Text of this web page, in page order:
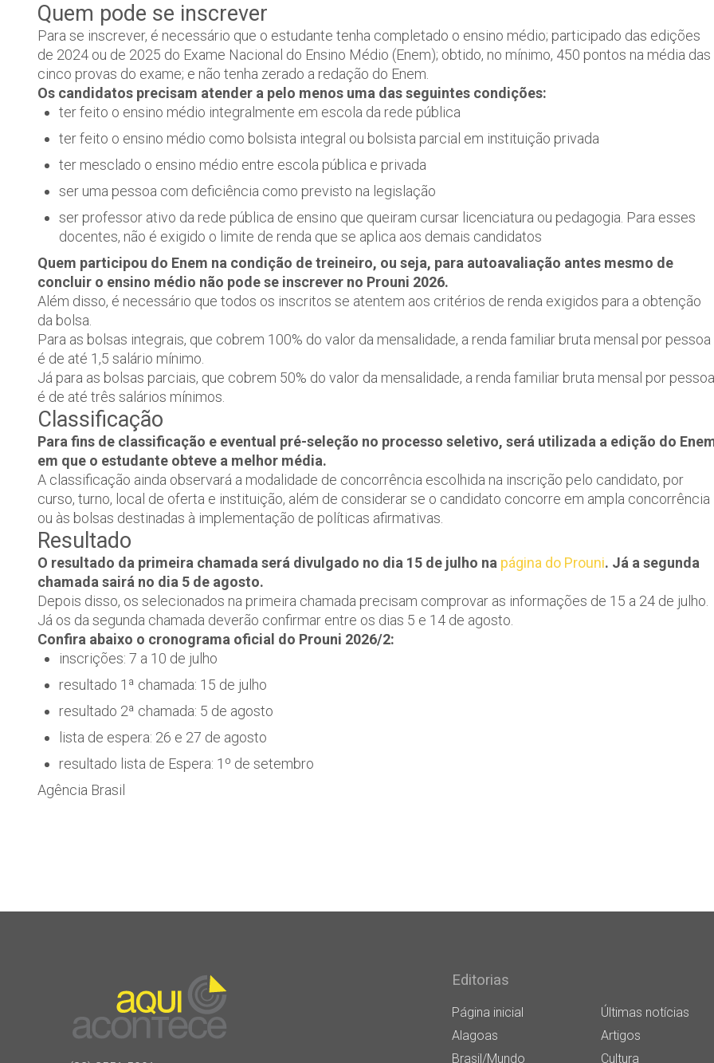
Quem pode se inscrever
Para se inscrever, é necessário que o estudante tenha completado o ensino médio; participado das edições
de 2024 ou de 2025 do Exame Nacional do Ensino Médio (Enem); obtido, no mínimo, 450 pontos na média das
cinco provas do exame; e não tenha zerado a redação do Enem.
Os candidatos precisam atender a pelo menos uma das seguintes condições:
ter feito o ensino médio integralmente em escola da rede pública
ter feito o ensino médio como bolsista integral ou bolsista parcial em instituição privada
ter mesclado o ensino médio entre escola pública e privada
ser uma pessoa com deficiência como previsto na legislação
ser professor ativo da rede pública de ensino que queiram cursar licenciatura ou pedagogia. Para esses
docentes, não é exigido o limite de renda que se aplica aos demais candidatos
Quem participou do Enem na condição de treineiro, ou seja, para autoavaliação antes mesmo de
concluir o ensino médio não pode se inscrever no Prouni 2026.
Além disso, é necessário que todos os inscritos se atentem aos critérios de renda exigidos para a obtenção
da bolsa.
Para as bolsas integrais, que cobrem 100% do valor da mensalidade, a renda familiar bruta mensal por pessoa
é de até 1,5 salário mínimo.
Já para as bolsas parciais, que cobrem 50% do valor da mensalidade, a renda familiar bruta mensal por pessoa
é de até três salários mínimos.
Classificação
Para fins de classificação e eventual pré-seleção no processo seletivo, será utilizada a edição do
em que o estudante obteve a melhor média.
A classificação ainda observará a modalidade de concorrência escolhida na inscrição pelo candidato, por
curso, turno, local de oferta e instituição, além de considerar se o candidato concorre em ampla concorrência
ou às bolsas destinadas à implementação de políticas afirmativas.
Resultado
O resultado da primeira chamada será divulgado no dia 15 de julho na página do Prouni. Já a segunda
chamada sairá no dia 5 de agosto.
Depois disso, os selecionados na primeira chamada precisam comprovar as informações de 15 a 24 de julho.
Já os da segunda chamada deverão confirmar entre os dias 5 e 14 de agosto.
Confira abaixo o cronograma oficial do Prouni 2026/2:
inscrições: 7 a 10 de julho
resultado 1ª chamada: 15 de julho
resultado 2ª chamada: 5 de agosto
lista de espera: 26 e 27 de agosto
resultado lista de Espera: 1º de setembro
Agência Brasil
Editorias
Página inicial
Últimas notícias
Alagoas
Artigos
Brasil/Mundo
Cultura